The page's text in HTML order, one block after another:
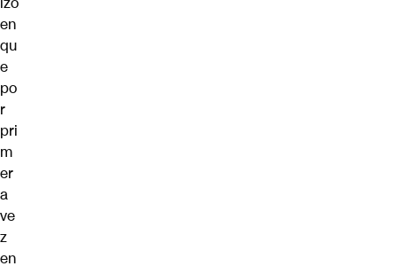
en
qu
e
po
r
pri
m
er
a
ve
z
en